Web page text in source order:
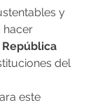
y
hacer
República
del
este